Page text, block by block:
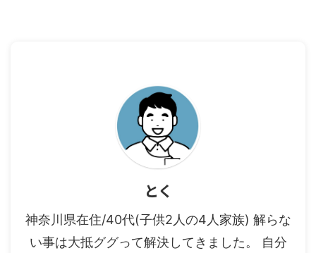
とく
神奈川県在住/40代(子供2人の4人家族) 解らな
い事は大抵ググって解決してきました。 自分